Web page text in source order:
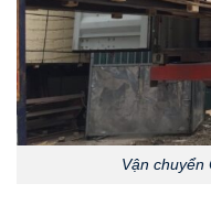
Vận chuyển